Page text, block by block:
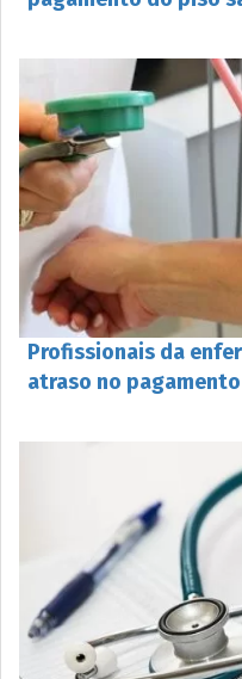
Profissionais da
atraso no